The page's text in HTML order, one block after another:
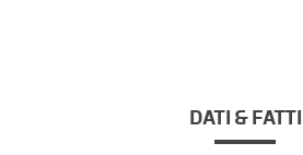
DATI & FATTI